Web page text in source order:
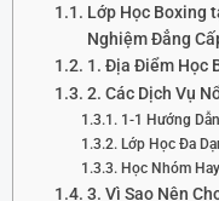
Lớp Học Boxing
Nghiệm Đẳng
1. Địa Điểm Học
2. Các Dịch Vụ
1-1 Hướng
Lớp Học Đa
Học Nhóm
3. Vì Sao Nên